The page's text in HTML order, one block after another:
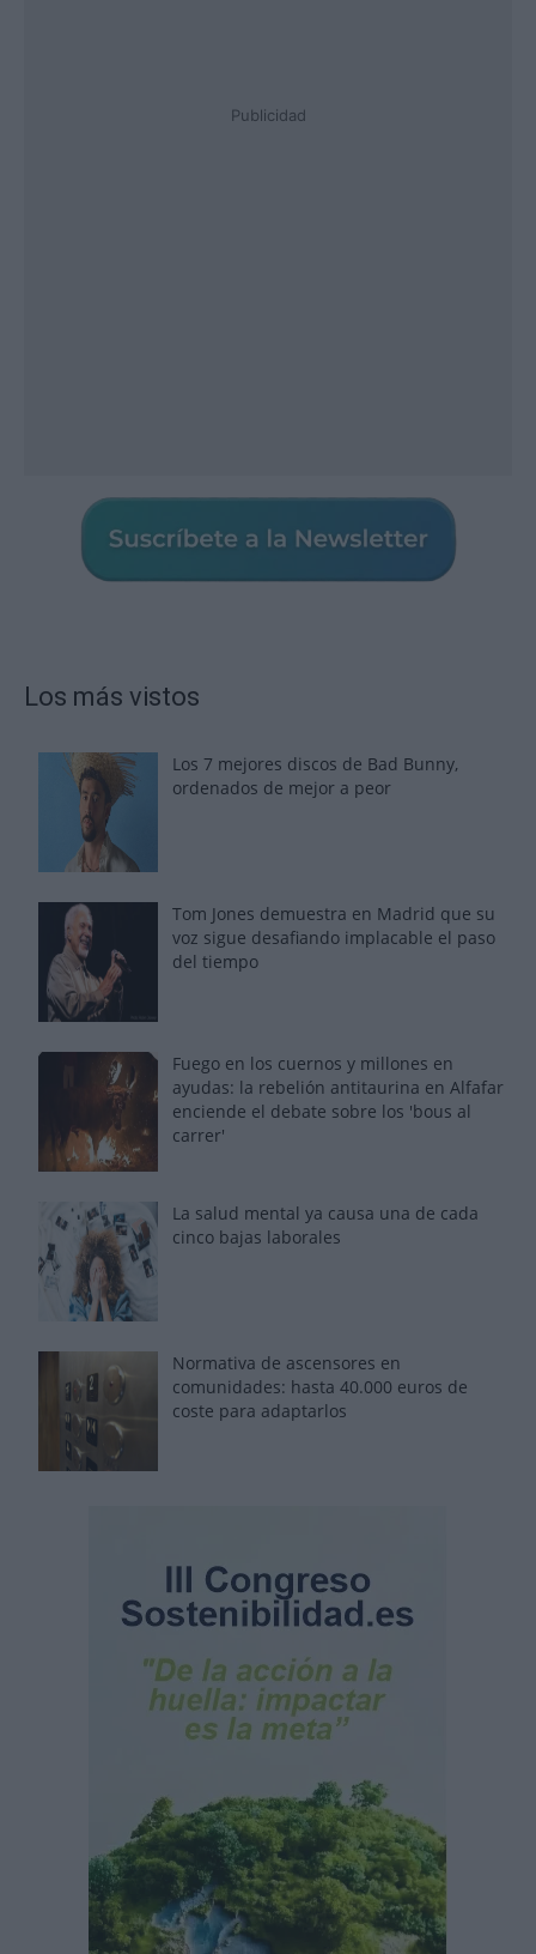
Publicidad
Los más vistos
Los 7 mejores discos de Bad Bunny,
ordenados de mejor a peor
Tom Jones demuestra en Madrid que su
voz sigue desafiando implacable el paso
del tiempo
Fuego en los cuernos y millones en
ayudas: la rebelión antitaurina en Alfafar
enciende el debate sobre los 'bous al
carrer'
La salud mental ya causa una de cada
cinco bajas laborales
Normativa de ascensores en
comunidades: hasta 40.000 euros de
coste para adaptarlos